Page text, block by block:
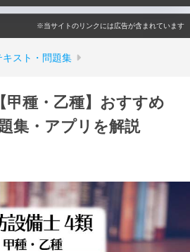
※当サイトのリンクには広告が含まれています
キスト・問題集
甲種・乙種】おすすめ
集・アプリを解説